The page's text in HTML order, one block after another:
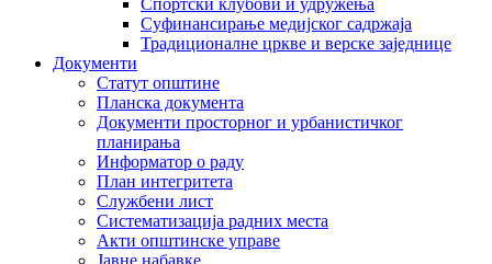
Спортски клубови и удружења
Суфинансирање медијског садржаја
Традиционалне цркве и верске заједнице
Документи
Статут општине
Планска документа
Документи просторног и урбанистичког
планирања
Информатор о раду
План интегритета
Службени лист
Систематизација радних места
Акти општинске управе
Јавне набавке